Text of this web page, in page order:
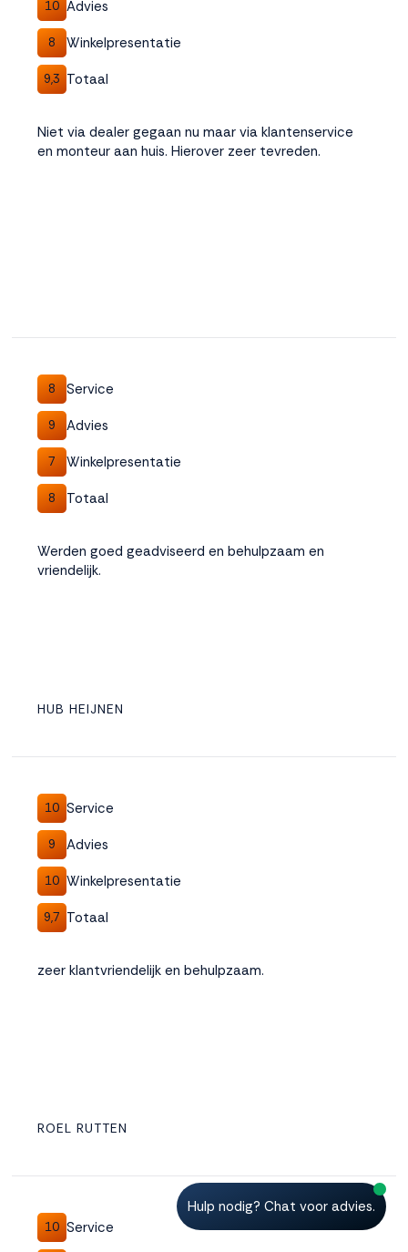
10 Advies
8 Winkelpresentatie
9,3 Totaal
Niet via dealer gegaan nu maar via klantenservice
en monteur aan huis. Hierover zeer tevreden.
8 Service
9 Advies
7 Winkelpresentatie
8 Totaal
Werden goed geadviseerd en behulpzaam en
vriendelijk.
HUB HEIJNEN
10 Service
9 Advies
10 Winkelpresentatie
9,7 Totaal
zeer klantvriendelijk en behulpzaam.
ROEL RUTTEN
10 Service
Hulp nodig? Chat voor advies.